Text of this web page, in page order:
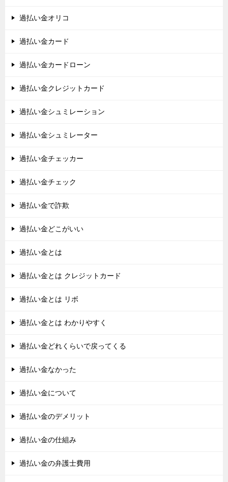
過払い金オリコ
過払い金カード
過払い金カードローン
過払い金クレジットカード
過払い金シュミレーション
過払い金シュミレーター
過払い金チェッカー
過払い金チェック
過払い金で詐欺
過払い金どこがいい
過払い金とは
過払い金とは クレジットカード
過払い金とは リボ
過払い金とは わかりやすく
過払い金どれくらいで戻ってくる
過払い金なかった
過払い金について
過払い金のデメリット
過払い金の仕組み
過払い金の弁護士費用